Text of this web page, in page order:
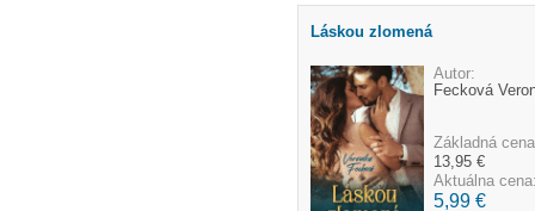
Láskou zlomená
Autor:
Fecková
Základná
13,95 €
Aktuálna
5,99 €